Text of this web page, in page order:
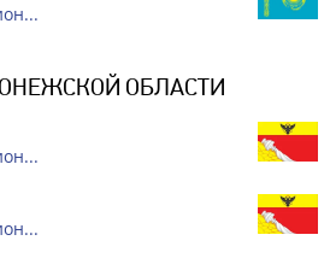
ОБЛАСТИ